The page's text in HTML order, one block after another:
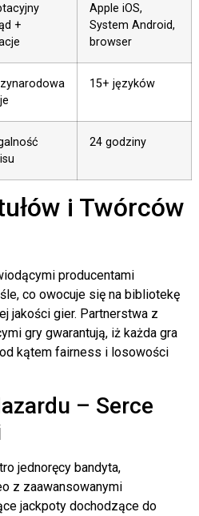
+
Apple iOS,
System Android,
browser
15+ języków
24 godziny
i Twórców
producentami
co owocuje się na bibliotekę
jakości gier. Partnerstwa z
gry gwarantują, iż każda gra
kątem fairness i losowości
– Serce
jednoręcy bandyta,
z zaawansowanymi
jackpoty dochodzące do